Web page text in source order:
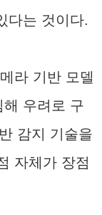
다는 것이다.
라 기반 모델
우려로 구
감지 기술을
자체가 장점